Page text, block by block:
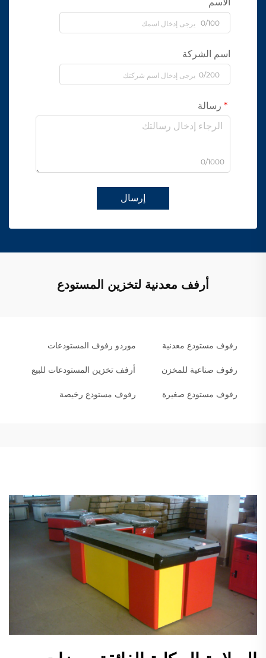
0/100
اسم الشركة
0/200
رسالة
0/1000
إرسال
أرفف معدنية لتخزين المستودع
رفوف مستودع معدنية موردو رفوف المستودعات
رفوف صناعية للمخزن أرفف تخزين المستودعات للبيع
رفوف مستودع صغيرة رفوف مستودع رخيصة